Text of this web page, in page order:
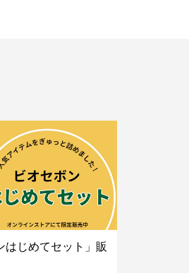
はじめてセット」販